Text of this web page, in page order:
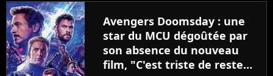
Avengers Doomsday : une
star du MCU dégoûtée par
son absence du nouveau
film, "C'est triste de rester